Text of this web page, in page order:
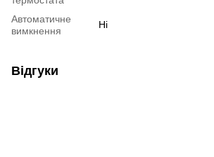
Автоматичне
вимкнення
Ні
Відгуки